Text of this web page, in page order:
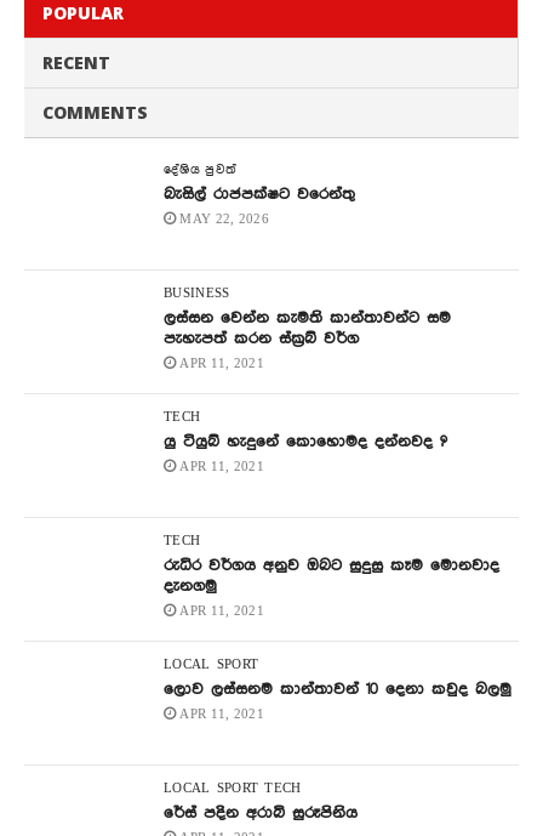
POPULAR
RECENT
COMMENTS
දේශිය පුවත්
බැසිල් රාජපක්ෂට වරෙන්තු
MAY 22, 2026
BUSINESS
ලස්සන වෙන්න කැමති කාන්තාවන්ට සම
පැහැපත් කරන ස්ක්‍රබ් වර්ග
APR 11, 2021
TECH
යු ටියුබ් හැදුනේ කොහොමද දන්නවද ?
APR 11, 2021
TECH
රුධිර වර්ගය අනුව ඔබට සුදුසු කෑම මොනවාද
දැනගමු
APR 11, 2021
LOCAL SPORT
ලොව ලස්සනම කාන්තාවන් 10 දෙනා කවුද බලමු
APR 11, 2021
LOCAL SPORT TECH
රේස් පදින අරාබි සුරූපිනිය